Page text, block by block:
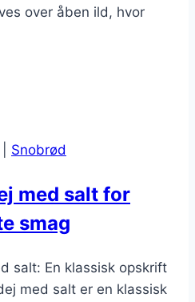
over åben ild, hvor
Snobrød
med salt for
smag
salt: En klassisk opskrift
med salt er en klassisk